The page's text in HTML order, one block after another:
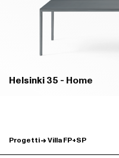
Helsinki 35 - Home
Progetti Villa FP+SP